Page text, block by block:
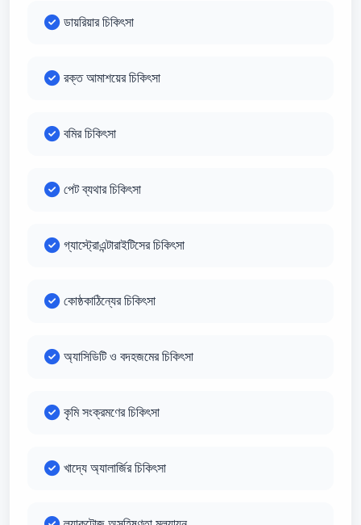
ডায়রিয়ার চিকিৎসা
রক্ত আমাশয়ের চিকিৎসা
বমির চিকিৎসা
পেট ব্যথার চিকিৎসা
গ্যাস্ট্রোএন্টারাইটিসের চিকিৎসা
কোষ্ঠকাঠিন্যের চিকিৎসা
অ্যাসিডিটি ও বদহজমের চিকিৎসা
কৃমি সংক্রমণের চিকিৎসা
খাদ্যে অ্যালার্জির চিকিৎসা